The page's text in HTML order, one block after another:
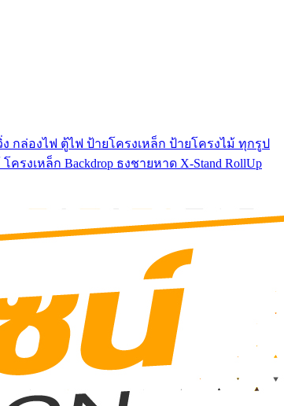
กล่องไฟ ตู้ไฟ ป้ายโครงเหล็ก ป้ายโครงไม้ ทุกรูป
งเหล็ก Backdrop ธงชายหาด X-Stand RollUp